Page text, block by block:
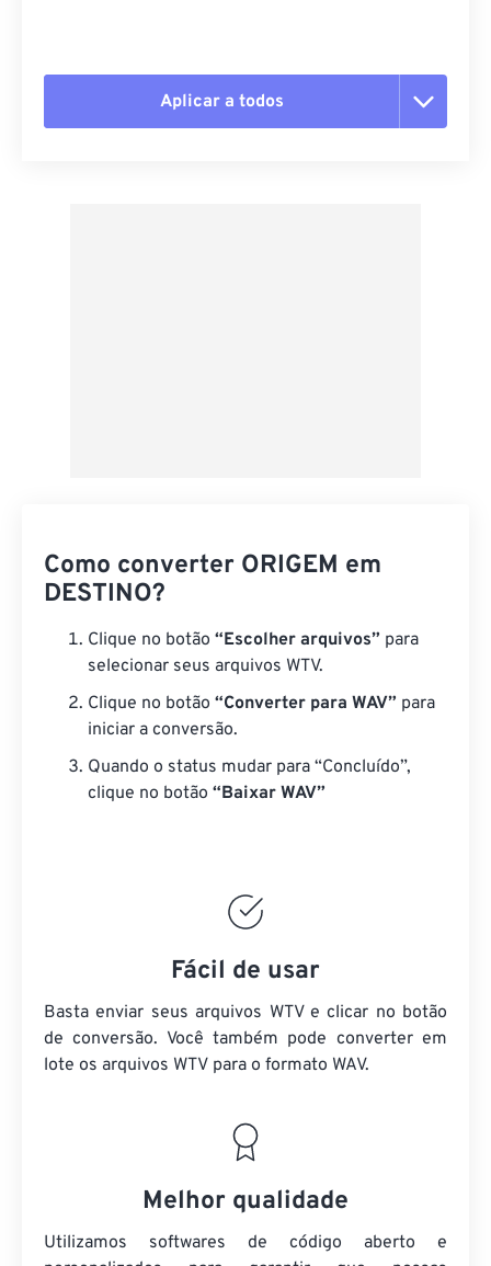
Aplicar a todos
Como converter ORIGEM em
DESTINO?
Clique no botão “Escolher arquivos” para
selecionar seus arquivos WTV.
Clique no botão “Converter para WAV” para
iniciar a conversão.
Quando o status mudar para “Concluído”,
clique no botão “Baixar WAV”
Fácil de usar
Basta enviar seus arquivos WTV e clicar no botão
de conversão. Você também pode converter em
lote os arquivos WTV para o formato WAV.
Melhor qualidade
Utilizamos softwares de código aberto e